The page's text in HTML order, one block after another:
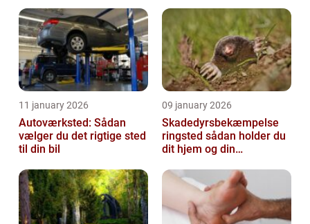
11 january 2026
Autoværksted: Sådan
vælger du det rigtige sted
til din bil
09 january 2026
Skadedyrsbekæmpelse
ringsted sådan holder du
dit hjem og din
gæster